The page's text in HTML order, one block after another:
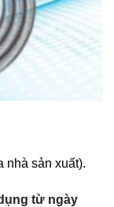
nhà sản xuất).
từ ngày